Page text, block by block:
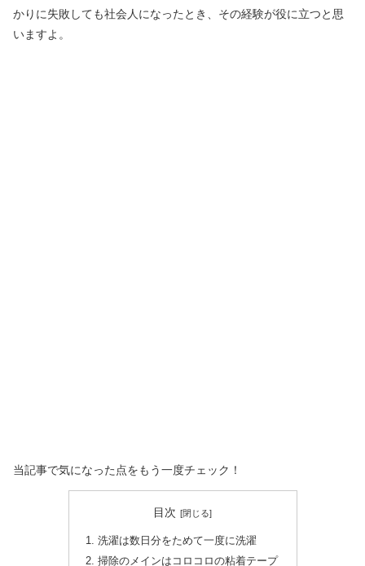
かりに失敗しても社会人になったとき、その経験が役に立つと思
いますよ。
当記事で気になった点をもう一度チェック！
目次
洗濯は数日分をためて一度に洗濯
掃除のメインはコロコロの粘着テープ